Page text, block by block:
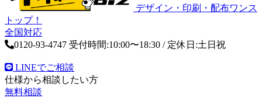
デザイン・印刷・配布ワンス
トップ！
全国対応
0120-93-4747 受付時間:10:00〜18:30 / 定休日:土日祝
LINEでご相談
仕様から相談したい方
無料相談